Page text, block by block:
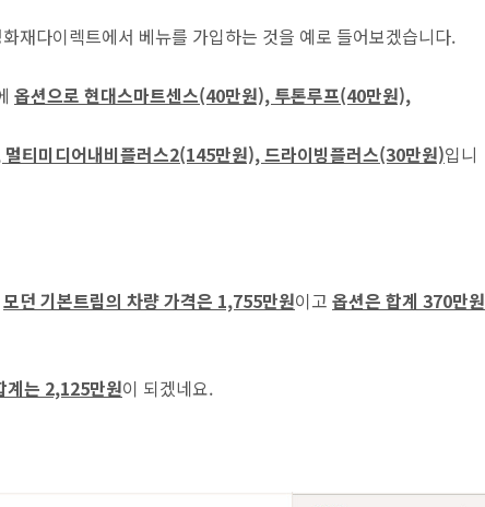
재다이렉트에서 베뉴를 가입하는 것을 예로 들어보겠습니다.
옵션으로 현대스마트센스(40만원), 투톤루프(40만원),
티미디어내비플러스2(145만원), 드라이빙플러스(30만원)입니
모던 기본트림의 차량 가격은 1,755만원이고 옵션은 합계 370만원
계는 2,125만원이 되겠네요.